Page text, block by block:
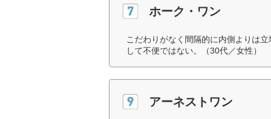
ホーク・ワン
こだわりがなく間隔的に内側よりは
して不便ではない。（30代／女性）
アーネストワン